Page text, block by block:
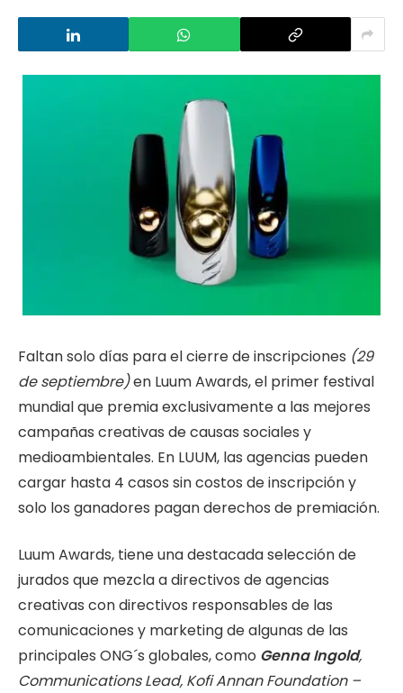
Faltan solo días para el cierre de inscripciones (29
de septiembre)en Luum Awards, el primer festival
mundial que premia exclusivamente a las mejores
campañas creativas de causas sociales y
medioambientales. En LUUM, las agencias pueden
cargar hasta 4 casos sin costos de inscripción y
solo los ganadores pagan derechos de premiación.
Luum Awards, tiene una destacada selección de
jurados que mezcla a directivos de agencias
creativas con directivos responsables de las
comunicaciones y marketing de algunas de las
principales ONG´s globales, como Genna Ingold,
Communications Lead, Kofi Annan Foundation –